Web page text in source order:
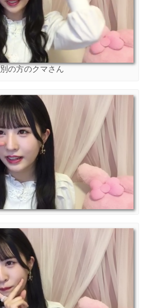
別の方のクマさん